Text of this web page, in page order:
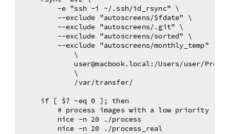
        -e "ssh -i ~/.ssh/id_rsync" \
        --exclude "autoscreens/$fdate" \
        --exclude "autoscreens/.git" \
        --exclude "autoscreens/sorted" \
        --exclude "autoscreens/monthly_temp" \
            \
user@macbook.local:/Users/user/
            \
            /var/transfer/
    if [ $? -eq 0 ]; then
        # process images with a low priority
        nice -n 20 ./process
        nice -n 20 ./process_real